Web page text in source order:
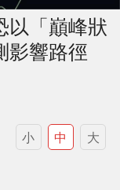
以「巔峰狀
影響路徑
小 中 大